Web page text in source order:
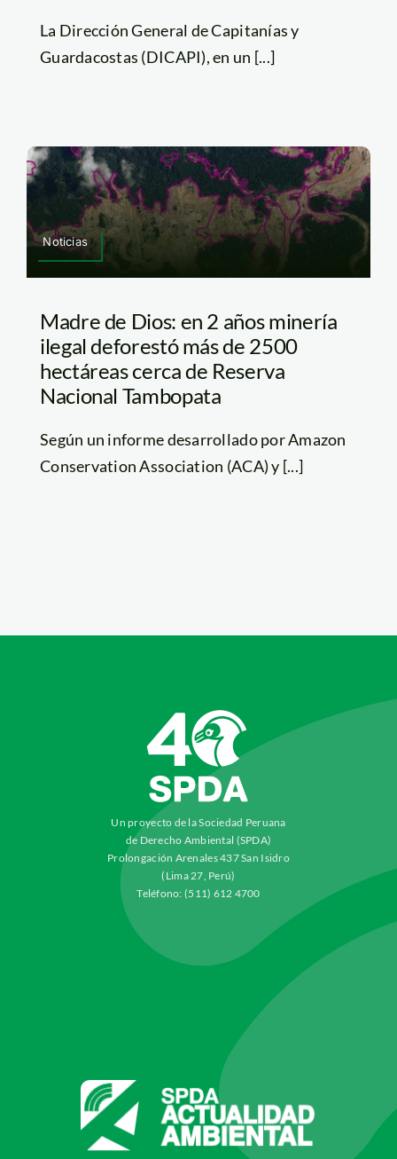
La Dirección General de Capitanías y
Guardacostas (DICAPI), en un [...]
Noticias
Madre de Dios: en 2 años minería
ilegal deforestó más de 2500
hectáreas cerca de Reserva
Nacional Tambopata
Según un informe desarrollado por Amazon
Conservation Association (ACA) y [...]
Un proyecto de la Sociedad Peruana
de Derecho Ambiental (SPDA)
Prolongación Arenales 437 San Isidro
(Lima 27, Perú)
Teléfono: (511) 612 4700